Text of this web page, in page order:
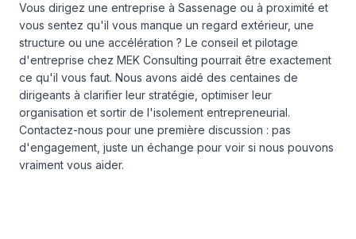
Vous dirigez une entreprise à Sassenage ou à proximité et
vous sentez qu'il vous manque un regard extérieur, une
structure ou une accélération ? Le conseil et pilotage
d'entreprise chez MEK Consulting pourrait être exactement
ce qu'il vous faut. Nous avons aidé des centaines de
dirigeants à clarifier leur stratégie, optimiser leur
organisation et sortir de l'isolement entrepreneurial.
Contactez-nous pour une première discussion : pas
d'engagement, juste un échange pour voir si nous pouvons
vraiment vous aider.